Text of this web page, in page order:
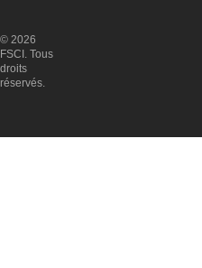
© 2026
FSCI. Tous
droits
réservés.